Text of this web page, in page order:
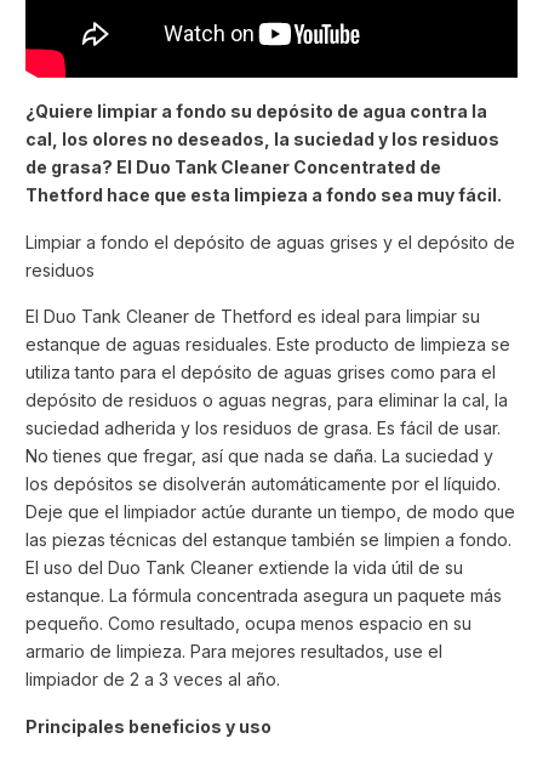
¿Quiere limpiar a fondo su depósito de agua contra la
cal, los olores no deseados, la suciedad y los residuos
de grasa? El Duo Tank Cleaner Concentrated de
Thetford hace que esta limpieza a fondo sea muy fácil.
Limpiar a fondo el depósito de aguas grises y el depósito de
residuos
El Duo Tank Cleaner de Thetford es ideal para limpiar su
estanque de aguas residuales. Este producto de limpieza se
utiliza tanto para el depósito de aguas grises como para el
depósito de residuos o aguas negras, para eliminar la cal, la
suciedad adherida y los residuos de grasa. Es fácil de usar.
No tienes que fregar, así que nada se daña. La suciedad y
los depósitos se disolverán automáticamente por el líquido.
Deje que el limpiador actúe durante un tiempo, de modo que
las piezas técnicas del estanque también se limpien a fondo.
El uso del Duo Tank Cleaner extiende la vida útil de su
estanque. La fórmula concentrada asegura un paquete más
pequeño. Como resultado, ocupa menos espacio en su
armario de limpieza. Para mejores resultados, use el
limpiador de 2 a 3 veces al año.
Principales beneficios y uso